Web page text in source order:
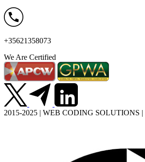
+35621358073
We Are Certified
2015-2025 | WEB CODING SOLUTIONS |